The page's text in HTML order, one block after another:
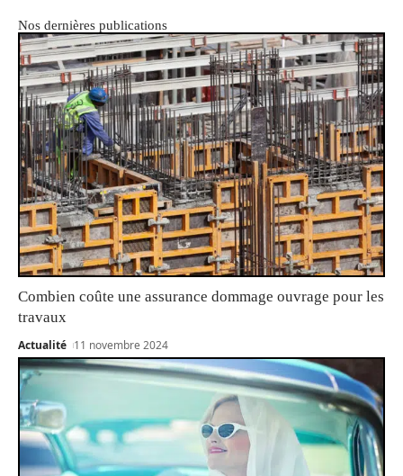
Nos dernières publications
Combien coûte une assurance dommage ouvrage pour les
travaux
Actualité 11 novembre 2024